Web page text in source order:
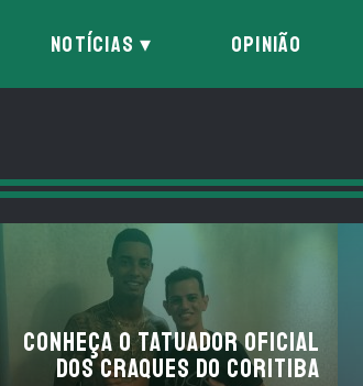
NOTÍCIAS OPINIÃO
Conheça o tatuador oficial
dos craques do Coritiba